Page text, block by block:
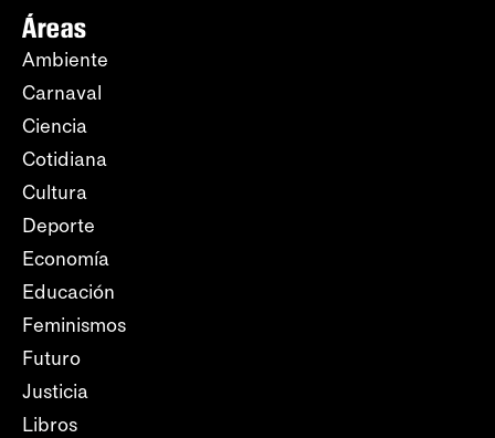
Áreas
Ambiente
Carnaval
Ciencia
Cotidiana
Cultura
Deporte
Economía
Educación
Feminismos
Futuro
Justicia
Libros